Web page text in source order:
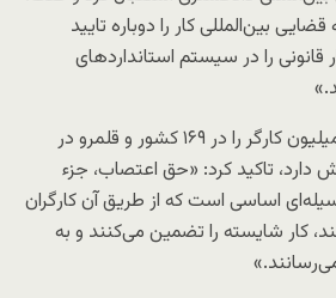
بین‌المللی کار را دوباره تایید
را در سیستم استانداردهای
این کنفدراسیون که ۱۹۱ میلیون کارگر را در ۱۶۹ کشور و قلمرو در
تاکید کرد: «حق اعتصاب، جزء
اساسی است که از طریق آن کارگران
کار شایسته را تضمین می‌کنند و به